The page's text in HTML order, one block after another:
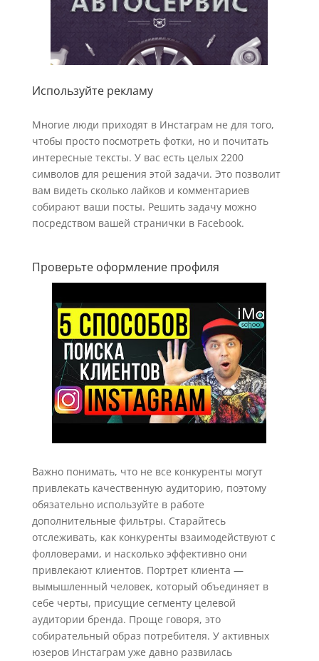
Используйте рекламу
Многие люди приходят в Инстаграм не для того,
чтобы просто посмотреть фотки, но и почитать
интересные тексты. У вас есть целых 2200
символов для решения этой задачи. Это позволит
вам видеть сколько лайков и комментариев
собирают ваши посты. Решить задачу можно
посредством вашей странички в Facebook.
Проверьте оформление профиля
Важно понимать, что не все конкуренты могут
привлекать качественную аудиторию, поэтому
обязательно используйте в работе
дополнительные фильтры. Старайтесь
отслеживать, как конкуренты взаимодействуют с
фолловерами, и насколько эффективно они
привлекают клиентов. Портрет клиента —
вымышленный человек, который объединяет в
себе черты, присущие сегменту целевой
аудитории бренда. Проще говоря, это
собирательный образ потребителя. У активных
юзеров Инстаграм уже давно развилась